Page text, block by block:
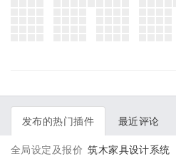
发布的热门插件 最近评论
全局设定及报价 筑木家具设计系统